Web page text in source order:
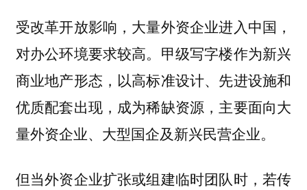
受改革开放影响，大量外资企业进入中国，
对办公环境要求较高。甲级写字楼作为新兴
商业地产形态，以高标准设计、先进设施和
优质配套出现，成为稀缺资源，主要面向大
量外资企业、大型国企及新兴民营企业。
但当外资企业扩张或组建临时团队时，若传